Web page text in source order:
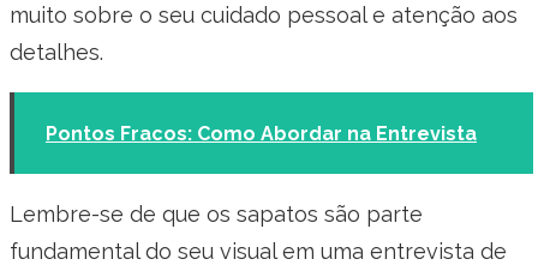
muito sobre o seu cuidado pessoal e atenção aos
detalhes.
Pontos Fracos: Como Abordar na Entrevista
Lembre-se de que os sapatos são parte
fundamental do seu visual em uma entrevista de